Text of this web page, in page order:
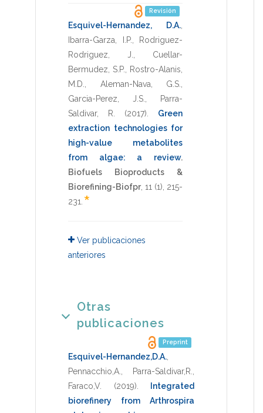
Revisión
Esquivel-Hernandez, D.A.
Ibarra-Garza, I.P.
Rodriguez-
Rodriguez, J.
Cuellar-
Bermudez, S.P.
Rostro-Alanis,
M.D.
Aleman-Nava, G.S.
Garcia-Perez, J.S.
Parra-
Saldivar, R.
(2017)
Green
extraction technologies for
high-value metabolites
from algae: a review.
Biofuels Bioproducts &
Biorefining-Biofpr, 11 (1), 215-
231 *
Ver publicaciones
anteriores
Otras
publicaciones
Preprint
Esquivel-Hernandez,D.A.
Pennacchio,A.
Parra-Saldivar,R.
Faraco,V.
(2019)
Integrated
biorefinery from Arthrospira